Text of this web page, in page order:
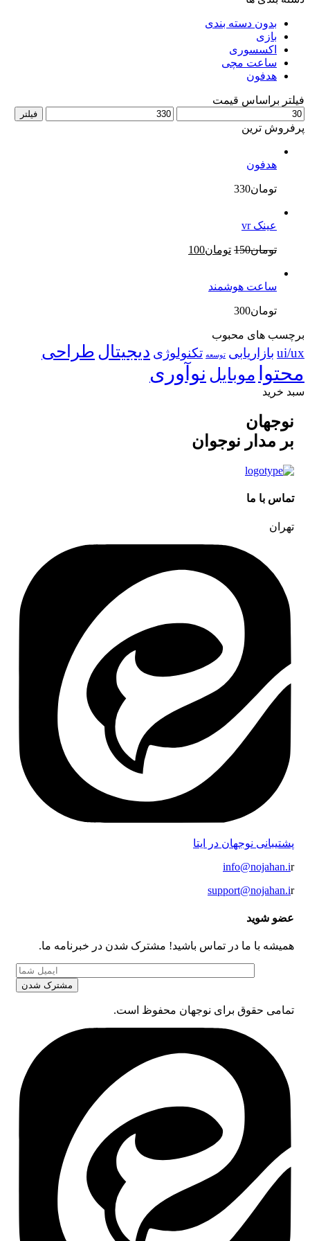
بدون دسته بندی
بازی
اکسسوری
ساعت مچی
هدفون
فیلتر براساس قیمت
حداقل
قیمت
حداکثر
فیلتر
پرفروش ترین
هدفون
تومان330
عینک vr
تومان150 قیمت
بود.
تومان100
ساعت هوشمند
تومان300
برچسب های محبوب
ui/ux بازاریابی توسعه تکنولوژی دیجیتال طراحی
محتوا موبایل نوآوری
سبد خرید
نوجهان
بر مدار نوجوان
تماس با ما
تهران
پشتیبانی نوجهان در ایتا
info@nojahan.ir
support@nojahan.ir
عضو شوید
همیشه با ما در تماس باشید! مشترک شدن در خبرنامه ما.
تمامی حقوق برای نوجهان محفوظ است.